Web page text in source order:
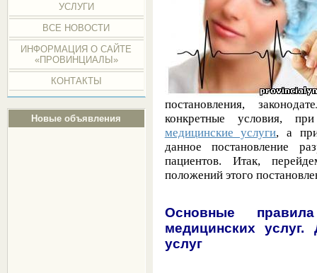
УСЛУГИ
ВСЕ НОВОСТИ
ИНФОРМАЦИЯ О САЙТЕ
«ПРОВИНЦИАЛЫ»
КОНТАКТЫ
Новые объявления
постановления,
конкретные условия,
медицинские услуги, а
данное постановление
пациентов. Итак,
положений этого
Основные
медицинских
услуг